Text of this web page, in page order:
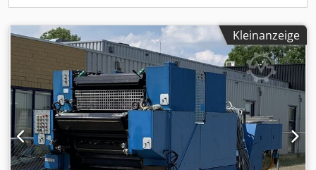
Kleinanzeige